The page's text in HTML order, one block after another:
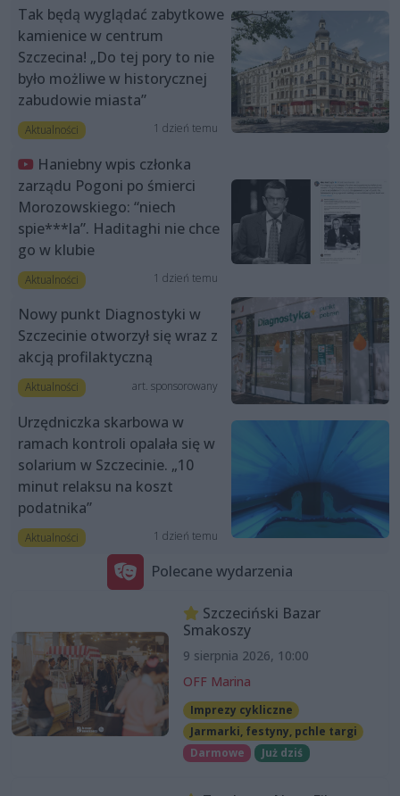
Tak będą wyglądać zabytkowe
kamienice w centrum
Szczecina! „Do tej pory to nie
było możliwe w historycznej
zabudowie miasta”
Aktualności 1 dzień temu
Haniebny wpis członka
zarządu Pogoni po śmierci
Morozowskiego: “niech
spie***la”. Haditaghi nie chce
go w klubie
Aktualności 1 dzień temu
Nowy punkt Diagnostyki w
Szczecinie otworzył się wraz z
akcją profilaktyczną
Aktualności art. sponsorowany
Urzędniczka skarbowa w
ramach kontroli opalała się w
solarium w Szczecinie. „10
minut relaksu na koszt
podatnika”
Aktualności 1 dzień temu
Polecane wydarzenia
Szczeciński Bazar
Smakoszy
9 sierpnia 2026, 10:00
OFF Marina
Imprezy cykliczne
Jarmarki, festyny, pchle targi
Darmowe
Już dziś